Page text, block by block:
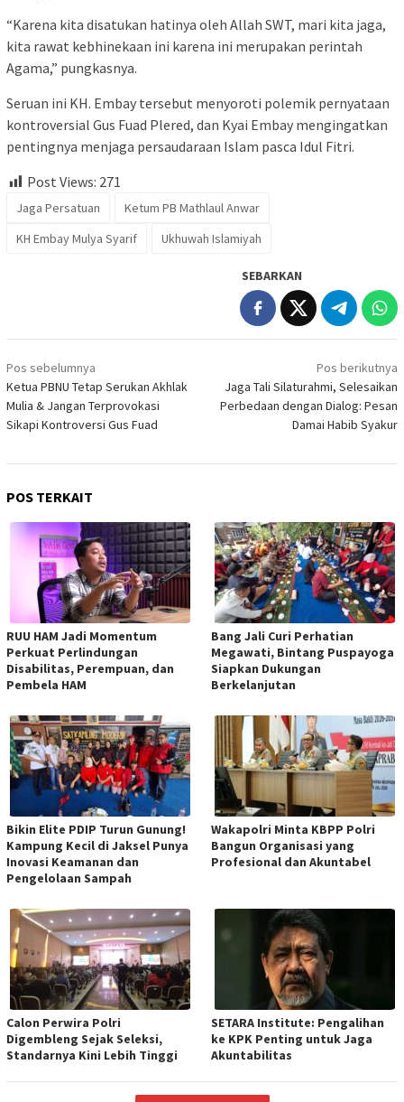
“Karena kita disatukan hatinya oleh Allah SWT, mari kita jaga,
kita rawat kebhinekaan ini karena ini merupakan perintah
Agama,” pungkasnya.
Seruan ini KH. Embay tersebut menyoroti polemik pernyataan
kontroversial Gus Fuad Plered, dan Kyai Embay mengingatkan
pentingnya menjaga persaudaraan Islam pasca Idul Fitri.
Post Views: 271
Jaga Persatuan
Ketum PB Mathlaul Anwar
KH Embay Mulya Syarif
Ukhuwah Islamiyah
SEBARKAN
Navigasi
pos
Pos sebelumnya
Ketua PBNU Tetap Serukan Akhlak
Mulia & Jangan Terprovokasi
Sikapi Kontroversi Gus Fuad
Pos berikutnya
Jaga Tali Silaturahmi, Selesaikan
Perbedaan dengan Dialog: Pesan
Damai Habib Syakur
POS TERKAIT
RUU HAM Jadi Momentum
Perkuat Perlindungan
Disabilitas, Perempuan, dan
Pembela HAM
Bang Jali Curi Perhatian
Megawati, Bintang Puspayoga
Siapkan Dukungan
Berkelanjutan
Bikin Elite PDIP Turun Gunung!
Kampung Kecil di Jaksel Punya
Inovasi Keamanan dan
Pengelolaan Sampah
Wakapolri Minta KBPP Polri
Bangun Organisasi yang
Profesional dan Akuntabel
Calon Perwira Polri
Digembleng Sejak Seleksi,
Standarnya Kini Lebih Tinggi
SETARA Institute: Pengalihan
ke KPK Penting untuk Jaga
Akuntabilitas